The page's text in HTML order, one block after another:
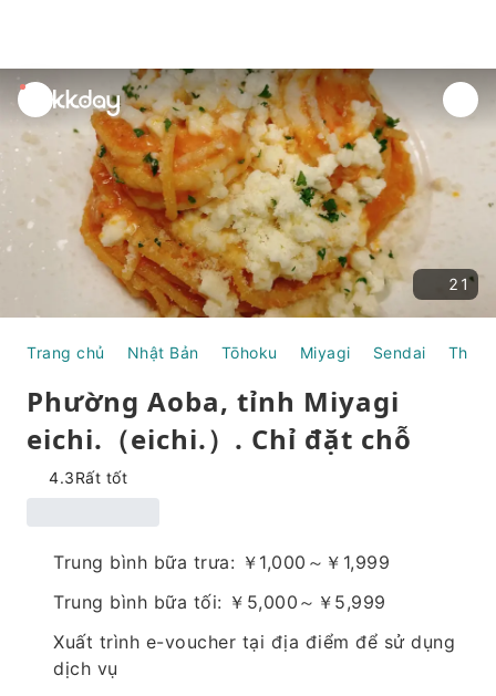
unread
notifications
21
Trang chủ Nhật Bản Tōhoku Miyagi Sendai Thực
Phường Aoba, tỉnh Miyagi
eichi.（eichi.）. Chỉ đặt chỗ
4.3Rất tốt
Trung bình bữa trưa: ￥1,000～￥1,999
Trung bình bữa tối: ￥5,000～￥5,999
Xuất trình e-voucher tại địa điểm để sử dụng
dịch vụ